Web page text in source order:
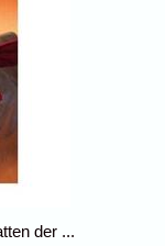
der ...